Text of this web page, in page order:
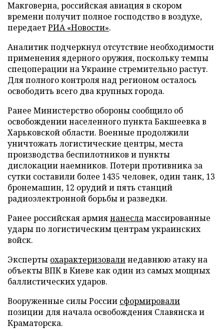
Макговерна, российская авиация в скором
времени получит полное господство в воздухе,
передаетРИА «Новости».
Аналитик подчеркнул отсутствие необходимости
применения ядерного оружия, поскольку темпы
спецоперации на Украине стремительно растут.
Для полного контроля над регионом осталось
освободить всего два крупных города.
Ранее Министерство обороны сообщило об
освобождении населенного пункта Бакшеевка в
Харьковской области. Военные продолжили
уничтожать логистические центры, места
производства беспилотников и пункты
дислокации наемников. Потери противника за
сутки составили более 1435 человек, один танк, 13
бронемашин, 12 орудий и пять станций
радиоэлектронной борьбы и разведки.
Ранее российская армиянанесламассированные
удары по логистическим центрам украинских
войск.
Эксперты охарактеризовалинедавнюю атаку на
объекты ВПК в Киеве как один из самых мощных
баллистических ударов.
Вооруженные силы России сформировали
позиции для начала освобождения Славянска и
Краматорска.